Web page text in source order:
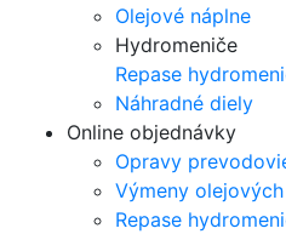
Olejové náplne
Hydromeniče
Repase
Náhradné diely
Online objednávky
Opravy
Výmeny
Repase